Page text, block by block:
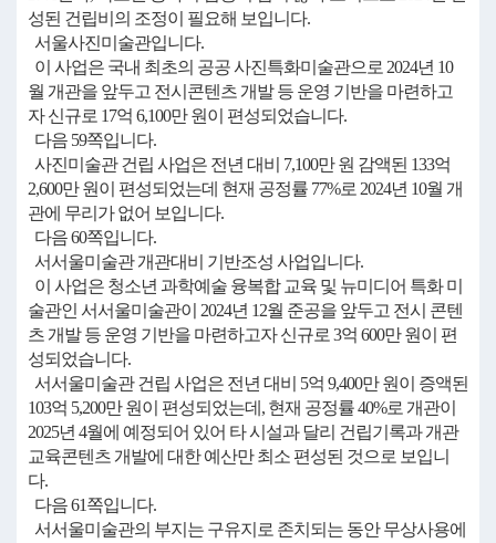
성된 건립비의 조정이 필요해 보입니다.
서울사진미술관입니다.
이 사업은 국내 최초의 공공 사진특화미술관으로 2024년 10
월 개관을 앞두고 전시콘텐츠 개발 등 운영 기반을 마련하고
자 신규로 17억 6,100만 원이 편성되었습니다.
다음 59쪽입니다.
사진미술관 건립 사업은 전년 대비 7,100만 원 감액된 133억
2,600만 원이 편성되었는데 현재 공정률 77%로 2024년 10월 개
관에 무리가 없어 보입니다.
다음 60쪽입니다.
서서울미술관 개관대비 기반조성 사업입니다.
이 사업은 청소년 과학예술 융복합 교육 및 뉴미디어 특화 미
술관인 서서울미술관이 2024년 12월 준공을 앞두고 전시 콘텐
츠 개발 등 운영 기반을 마련하고자 신규로 3억 600만 원이 편
성되었습니다.
서서울미술관 건립 사업은 전년 대비 5억 9,400만 원이 증액된
103억 5,200만 원이 편성되었는데, 현재 공정률 40%로 개관이
2025년 4월에 예정되어 있어 타 시설과 달리 건립기록과 개관
교육콘텐츠 개발에 대한 예산만 최소 편성된 것으로 보입니
다.
다음 61쪽입니다.
서서울미술관의 부지는 구유지로 존치되는 동안 무상사용에